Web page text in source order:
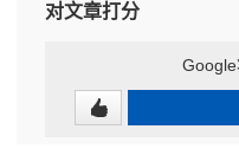
对文章打分